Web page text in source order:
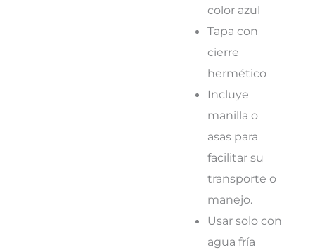
color azul
Tapa con
cierre
hermético
Incluye
manilla o
asas para
facilitar su
transporte o
manejo.
Usar solo con
agua fría